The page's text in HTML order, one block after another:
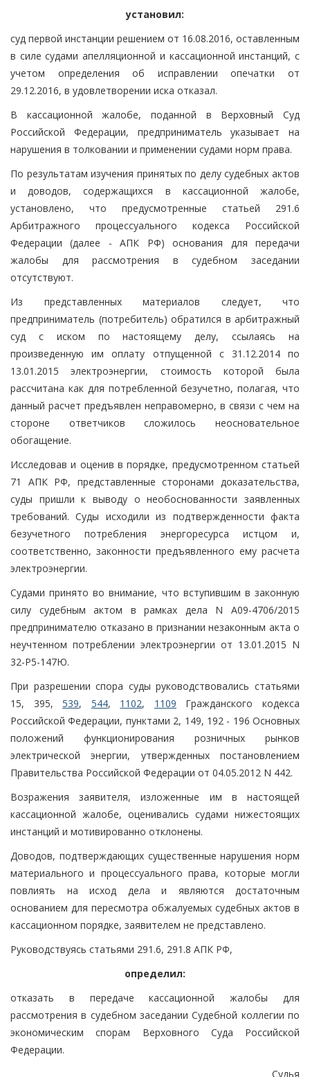
установил:
суд первой инстанции решением от 16.08.2016, оставленным
в силе судами апелляционной и кассационной инстанций, с
учетом определения об исправлении опечатки от
29.12.2016, в удовлетворении иска отказал.
В кассационной жалобе, поданной в Верховный Суд
Российской Федерации, предприниматель указывает на
нарушения в толковании и применении судами норм права.
По результатам изучения принятых по делу судебных актов
и доводов, содержащихся в кассационной жалобе,
установлено, что предусмотренные статьей 291.6
Арбитражного процессуального кодекса Российской
Федерации (далее - АПК РФ) основания для передачи
жалобы для рассмотрения в судебном заседании
отсутствуют.
Из представленных материалов следует, что
предприниматель (потребитель) обратился в арбитражный
суд с иском по настоящему делу, ссылаясь на
произведенную им оплату отпущенной с 31.12.2014 по
13.01.2015 электроэнергии, стоимость которой была
рассчитана как для потребленной безучетно, полагая, что
данный расчет предъявлен неправомерно, в связи с чем на
стороне ответчиков сложилось неосновательное
обогащение.
Исследовав и оценив в порядке, предусмотренном статьей
71 АПК РФ, представленные сторонами доказательства,
суды пришли к выводу о необоснованности заявленных
требований. Суды исходили из подтвержденности факта
безучетного потребления энергоресурса истцом и,
соответственно, законности предъявленного ему расчета
электроэнергии.
Судами принято во внимание, что вступившим в законную
силу судебным актом в рамках дела N А09-4706/2015
предпринимателю отказано в признании незаконным акта о
неучтенном потреблении электроэнергии от 13.01.2015 N
32-Р5-147Ю.
При разрешении спора суды руководствовались статьями
15, 395,539, 544, 1102, 1109 Гражданского кодекса
Российской Федерации, пунктами 2, 149, 192 - 196 Основных
положений функционирования розничных рынков
электрической энергии, утвержденных постановлением
Правительства Российской Федерации от 04.05.2012 N 442.
Возражения заявителя, изложенные им в настоящей
кассационной жалобе, оценивались судами нижестоящих
инстанций и мотивированно отклонены.
Доводов, подтверждающих существенные нарушения норм
материального и процессуального права, которые могли
повлиять на исход дела и являются достаточным
основанием для пересмотра обжалуемых судебных актов в
кассационном порядке, заявителем не представлено.
Руководствуясь статьями 291.6, 291.8 АПК РФ,
определил:
отказать в передаче кассационной жалобы для
рассмотрения в судебном заседании Судебной коллегии по
экономическим спорам Верховного Суда Российской
Федерации.
Судья